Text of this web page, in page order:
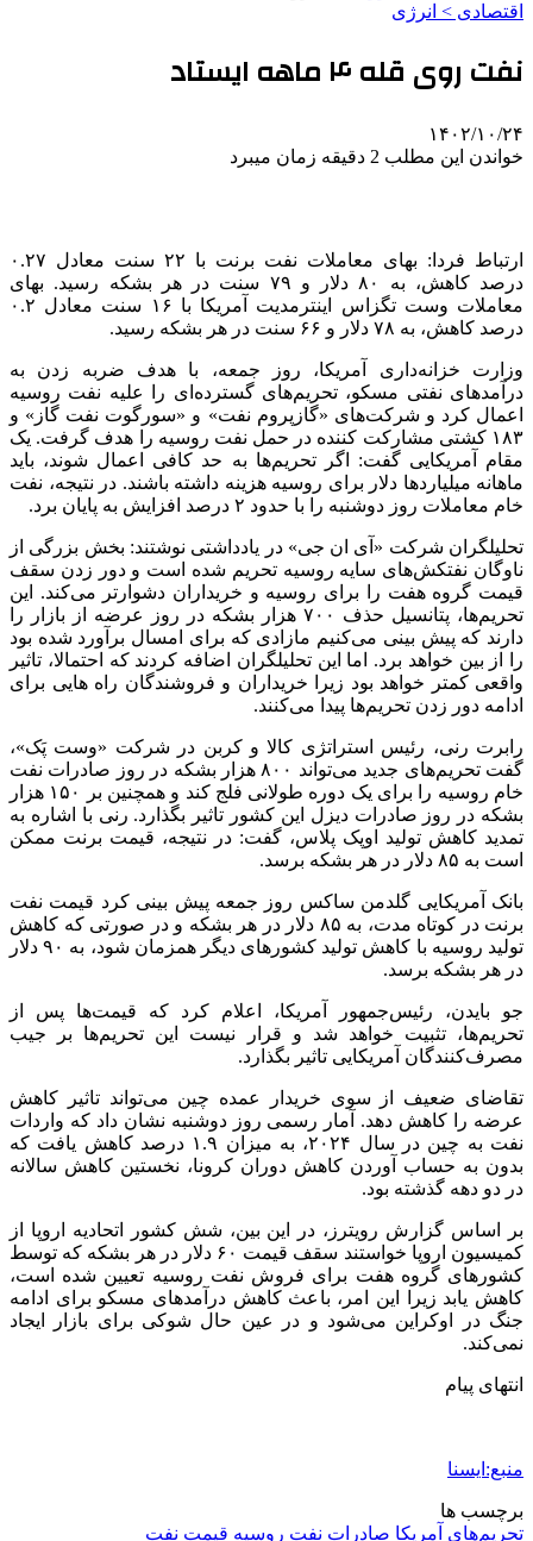
اقتصادی > انرژی
نفت روی قله ۴ ماهه ایستاد
۱۴۰۲/۱۰/۲۴
خواندن این مطلب 2 دقیقه زمان میبرد
ارتباط فردا: بهای معاملات نفت برنت با ۲۲ سنت معادل ۰.۲۷
درصد کاهش، به ۸۰ دلار و ۷۹ سنت در هر بشکه رسید. بهای
معاملات وست تگزاس اینترمدیت آمریکا با ۱۶ سنت معادل ۰.۲
درصد کاهش، به ۷۸ دلار و ۶۶ سنت در هر بشکه رسید.
وزارت خزانه‌داری آمریکا، روز جمعه، با هدف ضربه زدن به
درآمدهای نفتی مسکو، تحریم‌های گسترده‌ای را علیه نفت روسیه
اعمال کرد و شرکت‌های «گازپروم نفت» و «سورگوت نفت گاز» و
۱۸۳ کشتی مشارکت کننده در حمل نفت روسیه را هدف گرفت. یک
مقام آمریکایی گفت: اگر تحریم‌ها به حد کافی اعمال شوند، باید
ماهانه میلیاردها دلار برای روسیه هزینه داشته باشند. در نتیجه، نفت
خام معاملات روز دوشنبه را با حدود ۲ درصد افزایش به پایان برد.
تحلیلگران شرکت «آی ان جی» در یادداشتی نوشتند: بخش بزرگی از
ناوگان نفتکش‌های سایه روسیه تحریم شده است و دور زدن سقف
قیمت گروه هفت را برای روسیه و خریداران دشوارتر می‌کند. این
تحریم‌ها، پتانسیل حذف ۷۰۰ هزار بشکه در روز عرضه از بازار را
دارند که پیش بینی می‌کنیم مازادی که برای امسال برآورد شده بود
را از بین خواهد برد. اما این تحلیلگران اضافه کردند که احتمالا، تاثیر
واقعی کمتر خواهد بود زیرا خریداران و فروشندگان راه هایی برای
ادامه دور زدن تحریم‌ها پیدا می‌کنند.
رابرت رنی، رئیس استراتژی کالا و کربن در شرکت «وست پَک»،
گفت تحریم‌های جدید می‌تواند ۸۰۰ هزار بشکه در روز صادرات نفت
خام روسیه را برای یک دوره طولانی فلج کند و همچنین بر ۱۵۰ هزار
بشکه در روز صادرات دیزل این کشور تاثیر بگذارد. رنی با اشاره به
تمدید کاهش تولید اوپک پلاس، گفت: در نتیجه، قیمت برنت ممکن
است به ۸۵ دلار در هر بشکه برسد.
بانک آمریکایی گلدمن ساکس روز جمعه پیش بینی کرد قیمت نفت
برنت در کوتاه مدت، به ۸۵ دلار در هر بشکه و در صورتی که کاهش
تولید روسیه با کاهش تولید کشورهای دیگر همزمان شود، به ۹۰ دلار
در هر بشکه برسد.
جو بایدن، رئیس‌جمهور آمریکا، اعلام کرد که قیمت‌ها پس از
تحریم‌ها، تثبیت خواهد شد و قرار نیست این تحریم‌ها بر جیب
مصرف‌کنندگان آمریکایی تاثیر بگذارد.
تقاضای ضعیف از سوی خریدار عمده چین می‌تواند تاثیر کاهش
عرضه را کاهش دهد. آمار رسمی روز دوشنبه نشان داد که واردات
نفت به چین در سال ۲۰۲۴، به میزان ۱.۹ درصد کاهش یافت که
بدون به حساب آوردن کاهش دوران کرونا، نخستین کاهش سالانه
در دو دهه گذشته بود.
بر اساس گزارش رویترز، در این بین، شش کشور اتحادیه اروپا از
کمیسیون اروپا خواستند سقف قیمت ۶۰ دلار در هر بشکه که توسط
کشورهای گروه هفت برای فروش نفت روسیه تعیین شده است،
کاهش یابد زیرا این امر، باعث کاهش درآمدهای مسکو برای ادامه
جنگ در اوکراین می‌شود و در عین حال شوکی برای بازار ایجاد
نمی‌کند.
انتهای پیام
منبع:ایسنا
برچسب ها
تحریم‌های آمریکا صادرات نفت روسیه قيمت نفت